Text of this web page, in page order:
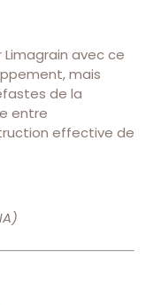
Limagrain avec ce
mais
de la
entre
effective de